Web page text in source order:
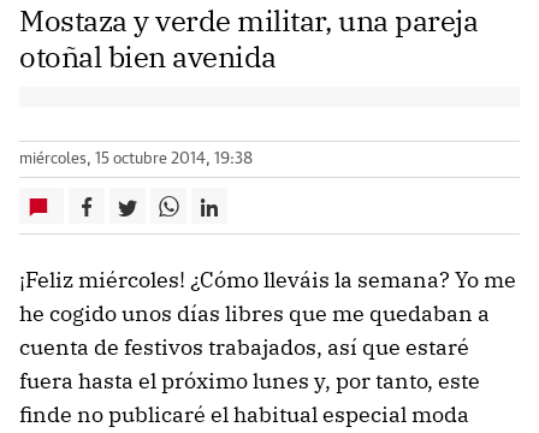
Mostaza y verde militar, una pareja
otoñal bien avenida
miércoles, 15 octubre 2014, 19:38
¡Feliz miércoles! ¿Cómo lleváis la semana? Yo me
he cogido unos días libres que me quedaban a
cuenta de festivos trabajados, así que estaré
fuera hasta el próximo lunes y, por tanto, este
finde no publicaré el habitual especial moda